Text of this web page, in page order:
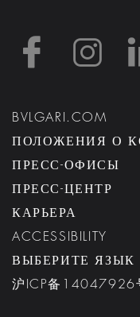
BVLGARI.COM
ПОЛОЖЕНИЯ О
ПРЕСС-ОФИСЫ
ПРЕСС-ЦЕНТР
КАРЬЕРА
ACCESSIBILITY
ВЫБЕРИТЕ ЯЗЫК
沪ICP备14047926